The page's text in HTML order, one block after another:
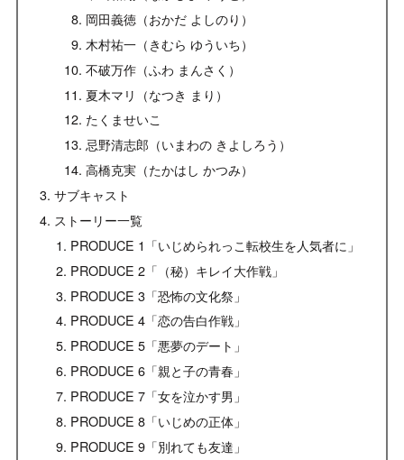
岡田義徳（おかだ よしのり）
木村祐一（きむら ゆういち）
不破万作（ふわ まんさく）
夏木マリ（なつき まり）
たくませいこ
忌野清志郎（いまわの きよしろう）
高橋克実（たかはし かつみ）
サブキャスト
ストーリー一覧
PRODUCE 1「いじめられっこ転校生を人気者に」
PRODUCE 2「（秘）キレイ大作戦」
PRODUCE 3「恐怖の文化祭」
PRODUCE 4「恋の告白作戦」
PRODUCE 5「悪夢のデート」
PRODUCE 6「親と子の青春」
PRODUCE 7「女を泣かす男」
PRODUCE 8「いじめの正体」
PRODUCE 9「別れても友達」